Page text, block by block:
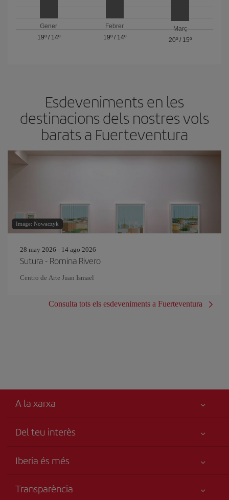
Gener
19º/ 14º
Febrer
19º/ 14º
Març
20º / 15º
Esdeveniments en les
destinacions dels nostres vols
barats a Fuerteventura
Image: Nowaczyk
28 may 2026 - 14 ago 2026
Sutura - Romina Rivero
Centro de Arte Juan Ismael
Consulta tots els esdeveniments a Fuerteventura
A la xarxa
Del teu interès
La teva seguretat és el més importat
Iberia és més
Grup Iberia
Transparència